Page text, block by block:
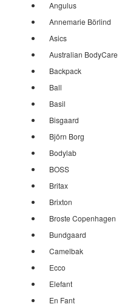
Angulus
Annemarie Börlind
Asics
Australian BodyCare
Backpack
Ball
Basil
Bisgaard
Björn Borg
Bodylab
BOSS
Britax
Brixton
Broste Copenhagen
Bundgaard
Camelbak
Ecco
Elefant
En Fant